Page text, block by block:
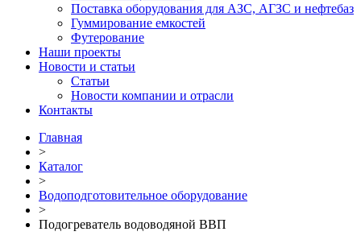
Поставка оборудования для АЗС, АГЗС и нефтебаз
Гуммирование емкостей
Футерование
Наши проекты
Новости и статьи
Статьи
Новости компании и отрасли
Контакты
Главная
>
Каталог
>
Водоподготовительное оборудование
>
Подогреватель водоводяной ВВП